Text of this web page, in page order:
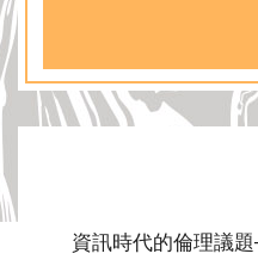
資訊時代的倫理議